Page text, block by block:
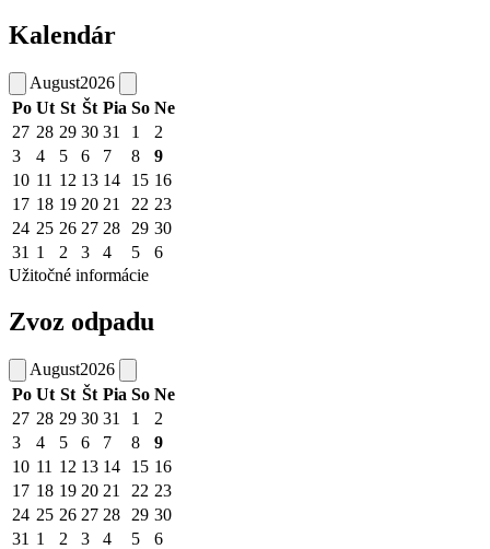
Kalendár
August2026
Po Ut St Št Pia So Ne
27 28 29 30 31 1
2
3
4 5 6 7 8
9
10 11 12 13 14 15 16
17 18 19 20 21 22 23
24 25 26 27 28 29 30
31 1 2 3 4 5
6
Užitočné informácie
Zvoz odpadu
August2026
Po Ut St Št Pia So Ne
27 28 29 30 31 1
2
3
4 5 6 7 8
9
10 11 12 13 14 15 16
17 18 19 20 21 22 23
24 25 26 27 28 29 30
31 1 2 3 4 5 6